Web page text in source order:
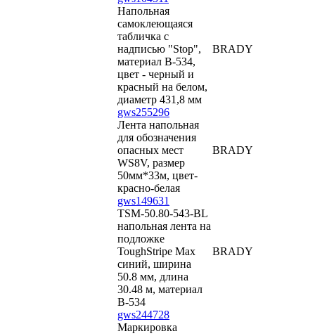
Напольная
самоклеющаяся
табличка с
надписью "Stop",
материал В-534,
цвет - черный и
красный на белом,
диаметр 431,8 мм
BRADY
gws255296
Лента напольная
для обозначения
опасных мест
WS8V, размер
50мм*33м, цвет-
красно-белая
BRADY
gws149631
TSM-50.80-543-BL
напольная лента на
подложке
ToughStripe Max
синий, ширина
50.8 мм, длина
30.48 м, материал
В-534
BRADY
gws244728
Маркировка